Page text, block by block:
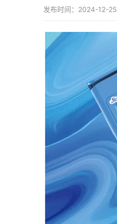
发布时间：2024-12-25